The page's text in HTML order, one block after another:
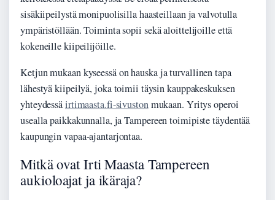
sisäkiipeilystä monipuolisilla haasteillaan ja valvotulla
ympäristöllään. Toiminta sopii sekä aloittelijoille että
kokeneille kiipeilijöille.
Ketjun mukaan kyseessä on hauska ja turvallinen tapa
lähestyä kiipeilyä, joka toimii täysin kauppakeskuksen
yhteydessäirtimaasta.fi-sivustonmukaan. Yritys operoi
usealla paikkakunnalla, ja Tampereen toimipiste täydentää
kaupungin vapaa-ajantarjontaa.
Mitkä ovat Irti Maasta Tampereen
aukioloajat ja ikäraja?